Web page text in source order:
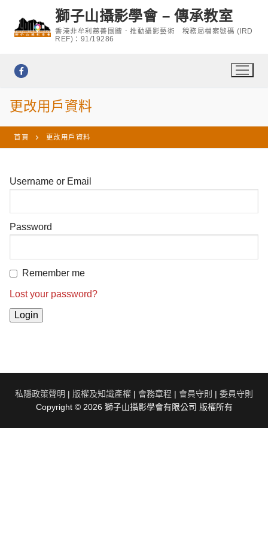
content
獅子山攝影學會 – 傳承教室
香港非牟利慈善團體．推動攝影藝術 稅務局檔案號碼 (IRD
REF)：91/19286
更改用戶資料
首頁 更改用戶資料
Username or Email
Password
Remember me
Lost your password?
私隱政策聲明 | 版權及知識產權 | 會務章程 | 會員守則 | 委員守則
Copyright © 2026 獅子山攝影學會有限公司 版權所有